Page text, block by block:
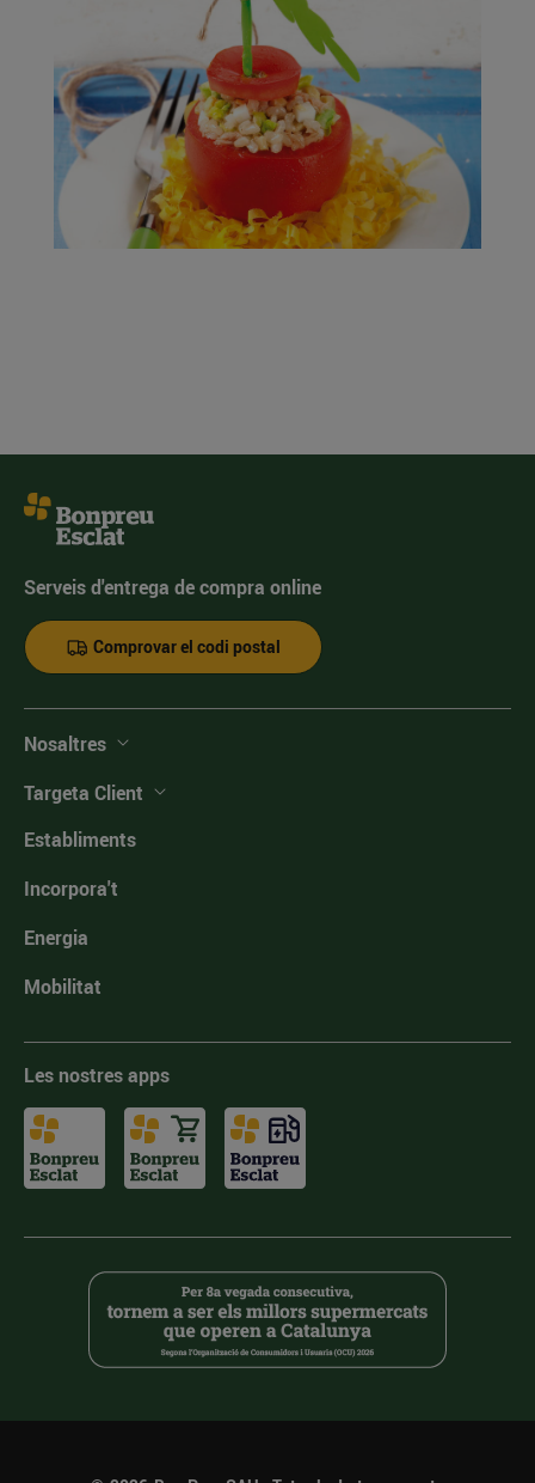
Serveis d'entrega de compra online
Comprovar el codi postal
Nosaltres
Targeta Client
Establiments
Incorpora't
Energia
Mobilitat
Les nostres apps